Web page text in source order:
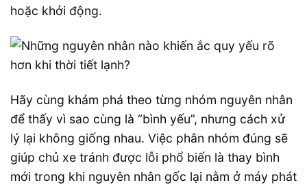
hoặc khởi động.
Hãy cùng khám phá theo từng nhóm nguyên nhân
để thấy vì sao cùng là “bình yếu”, nhưng cách xử
lý lại không giống nhau. Việc phân nhóm đúng sẽ
giúp chủ xe tránh được lỗi phổ biến là thay bình
mới trong khi nguyên nhân gốc lại nằm ở máy phát